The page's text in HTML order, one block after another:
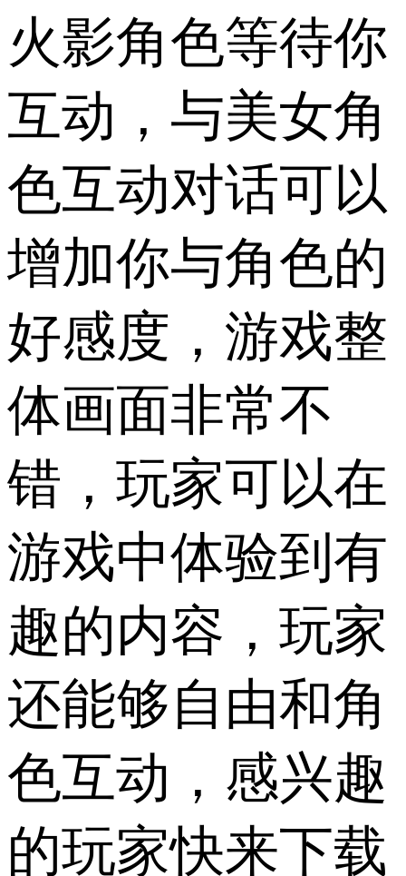
火影角色等待你
互动，与美女角
色互动对话可以
增加你与角色的
好感度，游戏整
体画面非常不
错，玩家可以在
游戏中体验到有
趣的内容，玩家
还能够自由和角
色互动，感兴趣
的玩家快来下载